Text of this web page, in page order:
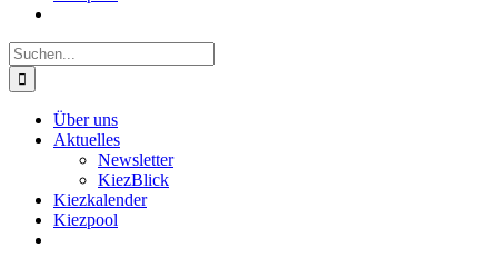
Suche
nach:
Über uns
Aktuelles
Newsletter
KiezBlick
Kiezkalender
Kiezpool